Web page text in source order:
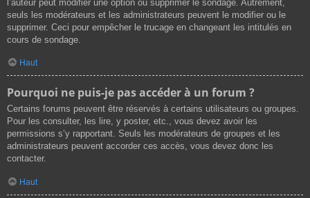
l’auteur peut modifier une option ou supprimer le sondage. Autrement,
seuls les modérateurs et les administrateurs peuvent le modifier ou le
supprimer. Ceci pour empêcher le trucage en changeant les intitulés en
cours de sondage.
Haut
Pourquoi ne puis-je pas accéder à un forum ?
Certains forums peuvent être réservés à certains utilisateurs ou groupes.
Pour les consulter, les lire, y poster, etc., vous devez avoir les
permissions s’y rapportant. Seuls les modérateurs de groupes et les
administrateurs peuvent accorder ces accès, vous devez donc les
contacter.
Haut